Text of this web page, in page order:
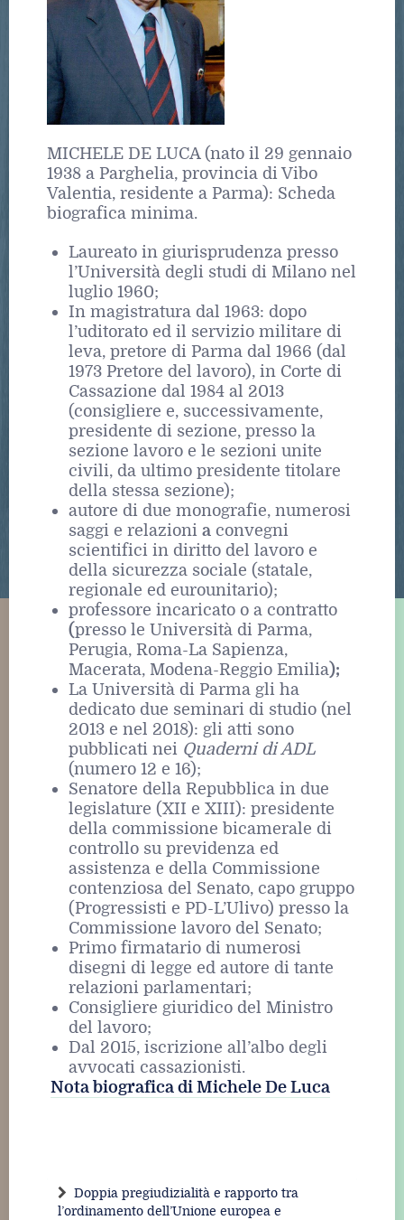
MICHELE DE LUCA (nato il 29 gennaio
1938 a Parghelia, provincia di Vibo
Valentia, residente a Parma): Scheda
biografica minima.
Laureato in giurisprudenza presso
l’Università degli studi di Milano nel
luglio 1960;
In magistratura dal 1963: dopo
l’uditorato ed il servizio militare di
leva, pretore di Parma dal 1966 (dal
1973 Pretore del lavoro), in Corte di
Cassazione dal 1984 al 2013
(consigliere e, successivamente,
presidente di sezione, presso la
sezione lavoro e le sezioni unite
civili, da ultimo presidente titolare
della stessa sezione);
autore di due monografie, numerosi
saggi e relazioni a convegni
scientifici in diritto del lavoro e
della sicurezza sociale (statale,
regionale ed eurounitario);
professore incaricato o a contratto
(presso le Università di Parma,
Perugia, Roma-La Sapienza,
Macerata, Modena-Reggio Emilia);
La Università di Parma gli ha
dedicato due seminari di studio (nel
2013 e nel 2018): gli atti sono
pubblicati nei Quaderni di ADL
(numero 12 e 16);
Senatore della Repubblica in due
legislature (XII e XIII): presidente
della commissione bicamerale di
controllo su previdenza ed
assistenza e della Commissione
contenziosa del Senato, capo gruppo
(Progressisti e PD-L’Ulivo) presso la
Commissione lavoro del Senato;
Primo firmatario di numerosi
disegni di legge ed autore di tante
relazioni parlamentari;
Consigliere giuridico del Ministro
del lavoro;
Dal 2015, iscrizione all’albo degli
avvocati cassazionisti.
Nota biografica di Michele De Luca
Doppia pregiudizialità e rapporto tra
l’ordinamento dell’Unione europea e